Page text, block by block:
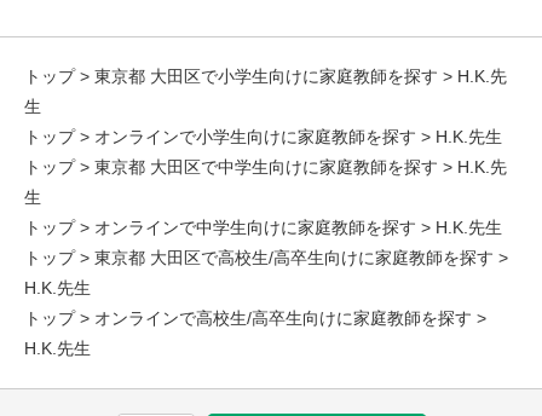
トップ> 東京都 大田区で小学生向けに家庭教師を探す > H.K.先
生
トップ> オンラインで小学生向けに家庭教師を探す > H.K.先生
トップ> 東京都 大田区で中学生向けに家庭教師を探す > H.K.先
生
トップ> オンラインで中学生向けに家庭教師を探す > H.K.先生
トップ> 東京都 大田区で高校生/高卒生向けに家庭教師を探す >
H.K.先生
トップ> オンラインで高校生/高卒生向けに家庭教師を探す >
H.K.先生